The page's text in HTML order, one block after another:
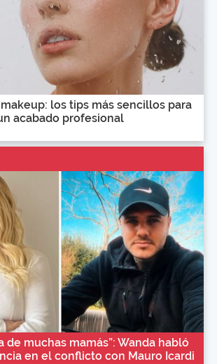
los tips más sencillos para
acabado profesional
de muchas mamás”: Wanda habló
en el conflicto con Mauro Icardi